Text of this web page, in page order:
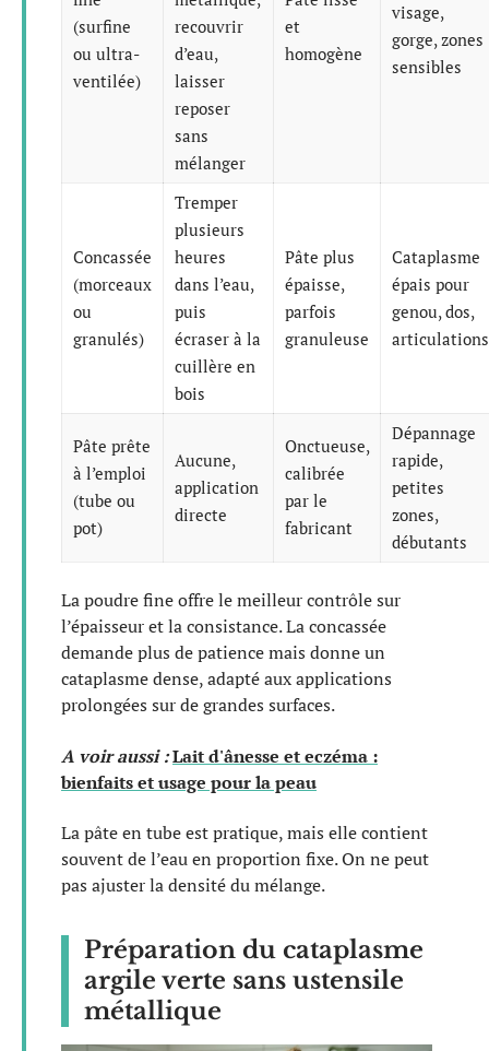
(surfine
ou ultra-
ventilée)
recouvrir
d’eau,
laisser
reposer
sans
mélanger
et
homogène
visage,
gorge, zones
sensibles
Concassée
(morceaux
ou
granulés)
Tremper
plusieurs
heures
dans l’eau,
puis
écraser à la
cuillère en
bois
Pâte plus
épaisse,
parfois
granuleuse
Cataplasme
épais pour
genou, dos,
articulations
Pâte prête
à l’emploi
(tube ou
pot)
Aucune,
application
directe
Onctueuse,
calibrée
par le
fabricant
Dépannage
rapide,
petites
zones,
débutants
La poudre fine offre le meilleur contrôle sur
l’épaisseur et la consistance. La concassée
demande plus de patience mais donne un
cataplasme dense, adapté aux applications
prolongées sur de grandes surfaces.
A voir aussi :Lait d'ânesse et eczéma :
bienfaits et usage pour la peau
La pâte en tube est pratique, mais elle contient
souvent de l’eau en proportion fixe. On ne peut
pas ajuster la densité du mélange.
Préparation du cataplasme
argile verte sans ustensile
métallique